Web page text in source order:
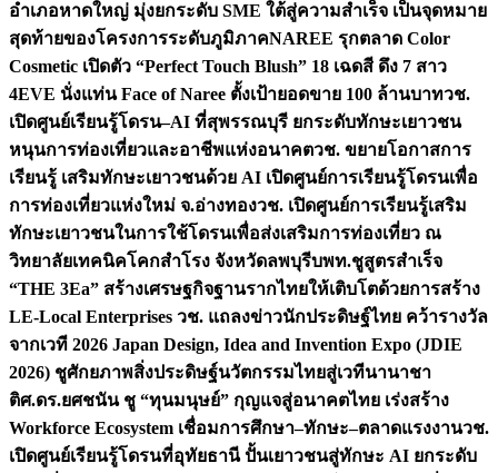
อำเภอหาดใหญ่ มุ่งยกระดับ SME ใต้สู่ความสำเร็จ เป็นจุดหมาย
สุดท้ายของโครงการระดับภูมิภาคNAREE รุกตลาด Color
Cosmetic เปิดตัว “Perfect Touch Blush” 18 เฉดสี ดึง 7 สาว
4EVE นั่งแท่น Face of Naree ตั้งเป้ายอดขาย 100 ล้านบาทวช.
เปิดศูนย์เรียนรู้โดรน–AI ที่สุพรรณบุรี ยกระดับทักษะเยาวชน
หนุนการท่องเที่ยวและอาชีพแห่งอนาคตวช. ขยายโอกาสการ
เรียนรู้ เสริมทักษะเยาวชนด้วย AI เปิดศูนย์การเรียนรู้โดรนเพื่อ
การท่องเที่ยวแห่งใหม่ จ.อ่างทองวช. เปิดศูนย์การเรียนรู้เสริม
ทักษะเยาวชนในการใช้โดรนเพื่อส่งเสริมการท่องเที่ยว ณ
วิทยาลัยเทคนิคโคกสำโรง จังหวัดลพบุรีบพท.ชูสูตรสำเร็จ
“THE 3Ea” สร้างเศรษฐกิจฐานรากไทยให้เติบโตด้วยการสร้าง
LE-Local Enterprises วช. แถลงข่าวนักประดิษฐ์ไทย คว้ารางวัล
จากเวที 2026 Japan Design, Idea and Invention Expo (JDIE
2026) ชูศักยภาพสิ่งประดิษฐ์นวัตกรรมไทยสู่เวทีนานาชา
ติศ.ดร.ยศชนัน ชู “ทุนมนุษย์” กุญแจสู่อนาคตไทย เร่งสร้าง
Workforce Ecosystem เชื่อมการศึกษา–ทักษะ–ตลาดแรงงานวช.
เปิดศูนย์เรียนรู้โดรนที่อุทัยธานี ปั้นเยาวชนสู่ทักษะ AI ยกระดับ